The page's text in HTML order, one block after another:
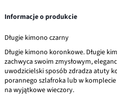
Informacje o produkcie
Długie kimono czarny
Długie kimono koronkowe. Długie
zachwyca swoim zmysłowym,
uwodzicielski sposób zdradza atuty
porannego szlafroka lub w
na wyjątkowe wieczory.